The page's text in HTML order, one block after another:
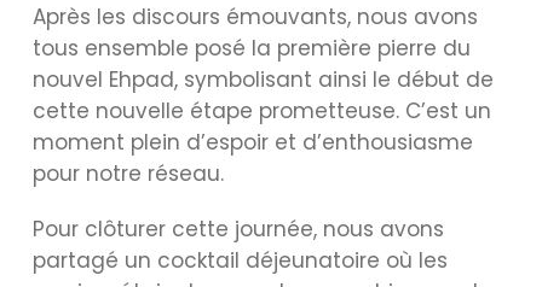
Après les discours émouvants, nous avons
tous ensemble posé la première pierre du
nouvel Ehpad, symbolisant ainsi le début de
cette nouvelle étape prometteuse. C’est un
moment plein d’espoir et d’enthousiasme
pour notre réseau.
Pour clôturer cette journée, nous avons
partagé un cocktail déjeunatoire où les